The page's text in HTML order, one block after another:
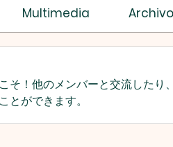
Multimedia
そ！他のメンバーと交流したり
とができます。